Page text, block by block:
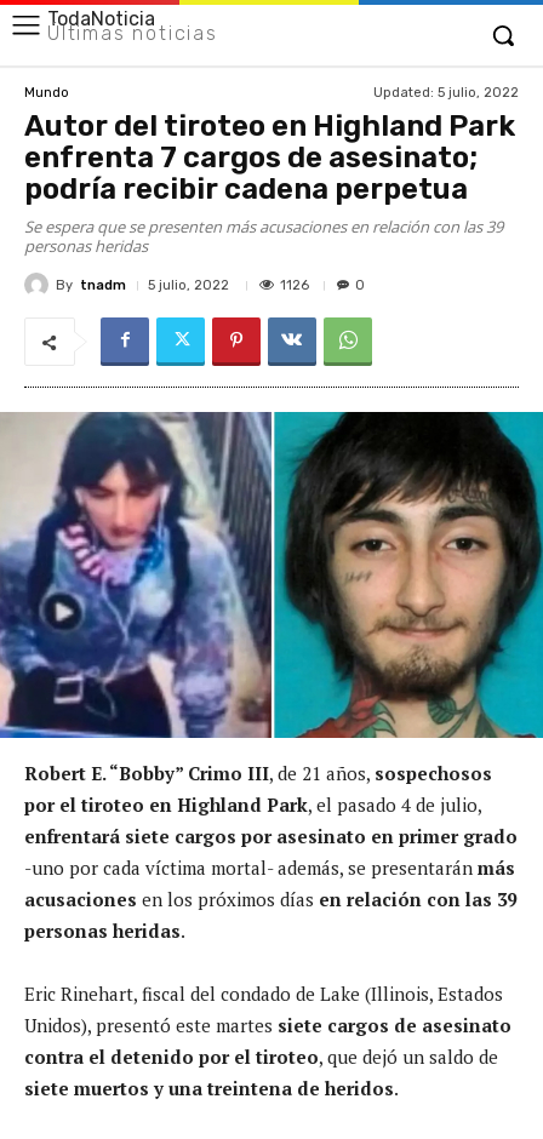
TodaNoticia
Últimas noticias
Mundo Updated: 5 julio, 2022
Autor del tiroteo en Highland Park
enfrenta 7 cargos de asesinato;
podría recibir cadena perpetua
Se espera que se presenten más acusaciones en relación con las 39
personas heridas
By tnadm 5 julio, 2022 1126 0
Robert E. “Bobby” Crimo III, de 21 años, sospechosos
por el tiroteo en Highland Park, el pasado 4 de julio,
enfrentará siete cargos por asesinato en primer grado
-uno por cada víctima mortal- además, se presentarán más
acusaciones en los próximos días en relación con las 39
personas heridas.
Eric Rinehart, fiscal del condado de Lake (Illinois, Estados
Unidos), presentó este martes siete cargos de asesinato
contra el detenido por el tiroteo, que dejó un saldo de
siete muertos y una treintena de heridos.